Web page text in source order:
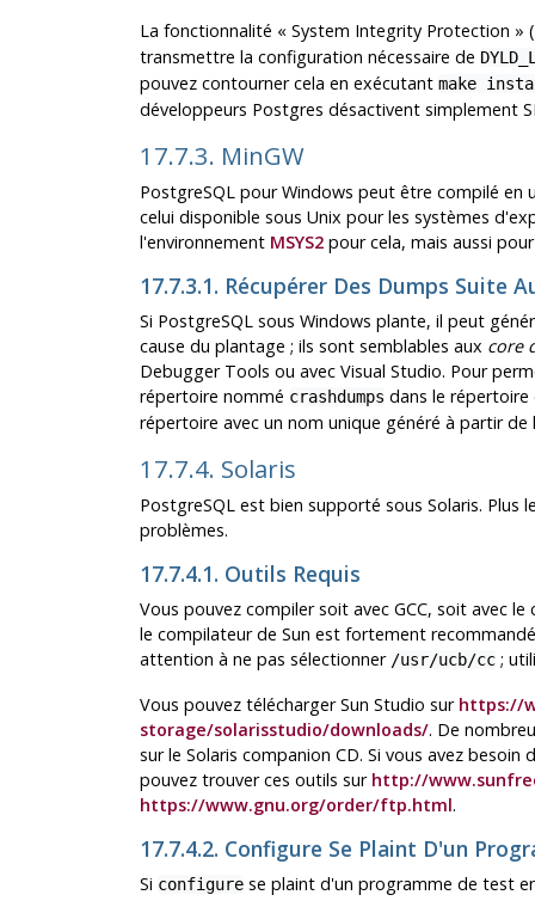
La fonctionnalité « System Integrity Protection »
transmettre la configuration nécessaire de
pouvez contourner cela en exécutant make
développeurs Postgres désactivent simplement
17.7.3. MinGW
PostgreSQL pour Windows peut être compilé en
celui disponible sous Unix pour les systèmes
l'environnement MSYS2pour cela, mais aussi
17.7.3.1. Récupérer Des Dumps Suite
Si PostgreSQL sous Windows plante, il peut
cause du plantage ; ils sont semblables aux core
Debugger Tools ou avec Visual Studio. Pour
répertoire nommé crashdumps dans le répertoire
répertoire avec un nom unique généré à partir
17.7.4. Solaris
PostgreSQL est bien supporté sous Solaris.
problèmes.
17.7.4.1. Outils Requis
Vous pouvez compiler soit avec GCC, soit avec
le compilateur de Sun est fortement
attention à ne pas sélectionner /usr/ucb/cc;
Vous pouvez télécharger Sun Studio sur https://
storage/solarisstudio/downloads/. De
sur le Solaris companion CD. Si vous avez
pouvez trouver ces outils sur http://
https://www.gnu.org/order/ftp.html.
17.7.4.2. Configure Se Plaint D'un
Si configurese plaint d'un programme de test